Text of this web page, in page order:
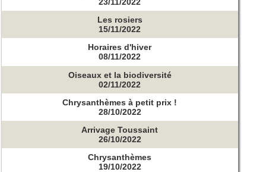
23/11/2022
Les rosiers
15/11/2022
Horaires d'hiver
08/11/2022
Oiseaux et la biodiversité
02/11/2022
Chrysanthèmes à petit prix !
28/10/2022
Arrivage Toussaint
26/10/2022
Chrysanthèmes
19/10/2022